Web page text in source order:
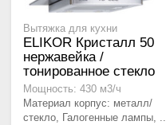
Вытяжка для кухни
ELIKOR Кристалл 50
нержавейка /
тонированное стекло
Мощность: 430 м3/ч
Материал корпус: металл/
стекло, Галогенные лампы, ..